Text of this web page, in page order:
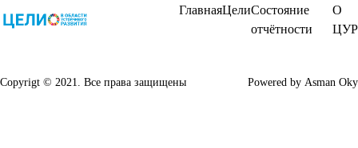
ГлавнаяЦелиСостояние
отчётности
О
ЦУР
Copyrigt © 2021. Все права защищены Powered by Asman Oky